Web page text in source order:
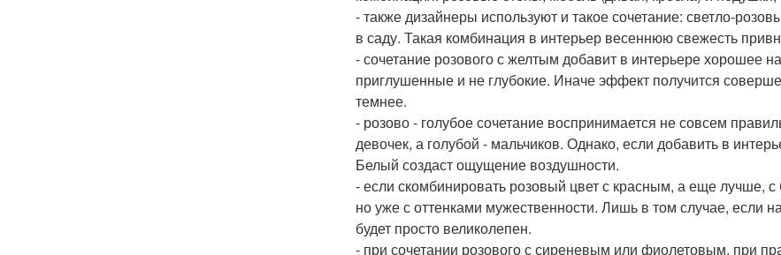
- также дизайнеры используют и такое сочетание: светло-
в саду. Такая комбинация в интерьер весеннюю свежесть
- сочетание розового с желтым добавит в интерьере хорошее
приглушенные и не глубокие. Иначе эффект получится
темнее.
- розово - голубое сочетание воспринимается не совсем
девочек, а голубой - мальчиков. Однако, если добавить в
Белый создаст ощущение воздушности.
- если скомбинировать розовый цвет с красным, а еще лучше,
но уже с оттенками мужественности. Лишь в том случае, если
будет просто великолепен.
- при сочетании розового с сиреневым или фиолетовым, при